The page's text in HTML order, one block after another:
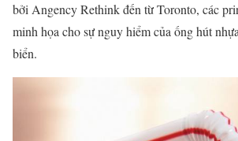
bởi Angency Rethink đến từ Toronto, các
minh họa cho sự nguy hiểm của ống hút
biển.